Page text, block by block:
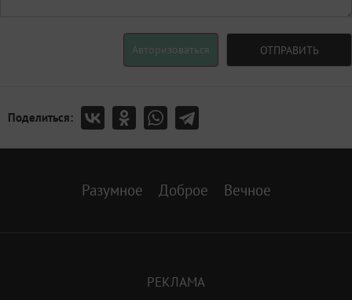
Авторизоваться ОТПРАВИТЬ
Поделиться:
Разумное Доброе Вечное
РЕКЛАМА